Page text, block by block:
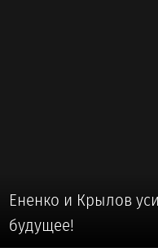
Ененко и Крылов
будущее!
🏒 #ХОККЕЙ